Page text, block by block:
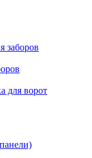
заборов
для ворот